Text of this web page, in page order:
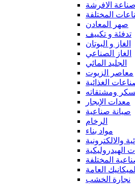
صناعة الافرشة
المختلفة
صهر المعادن
تدفئة و تكييف
الغاز و البوتان
الغاز الصناعي
الجليد المائي
معاصر الزيوت
الغذائية
ومشتقاته
معدات الإيجار
صيانة صناعية
الرخام
مواد بناء
والالكترونية
الهيدروليكية
المختلفة
الميكانيك العامة
نجارة الخشب